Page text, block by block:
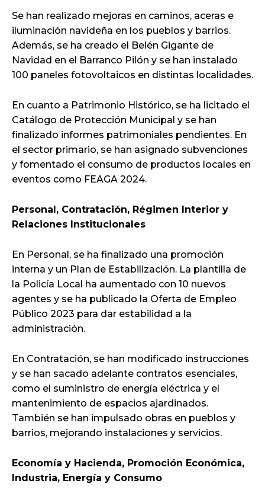
Se han realizado mejoras en caminos, aceras e
iluminación navideña en los pueblos y barrios.
Además, se ha creado el Belén Gigante de
Navidad en el Barranco Pilón y se han instalado
100 paneles fotovoltaicos en distintas localidades.
En cuanto a Patrimonio Histórico, se ha licitado el
Catálogo de Protección Municipal y se han
finalizado informes patrimoniales pendientes. En
el sector primario, se han asignado subvenciones
y fomentado el consumo de productos locales en
eventos como FEAGA 2024.
Personal, Contratación, Régimen Interior y
Relaciones Institucionales
En Personal, se ha finalizado una promoción
interna y un Plan de Estabilización. La plantilla de
la Policía Local ha aumentado con 10 nuevos
agentes y se ha publicado la Oferta de Empleo
Público 2023 para dar estabilidad a la
administración.
En Contratación, se han modificado instrucciones
y se han sacado adelante contratos esenciales,
como el suministro de energía eléctrica y el
mantenimiento de espacios ajardinados.
También se han impulsado obras en pueblos y
barrios, mejorando instalaciones y servicios.
Economía y Hacienda, Promoción Económica,
Industria, Energía y Consumo